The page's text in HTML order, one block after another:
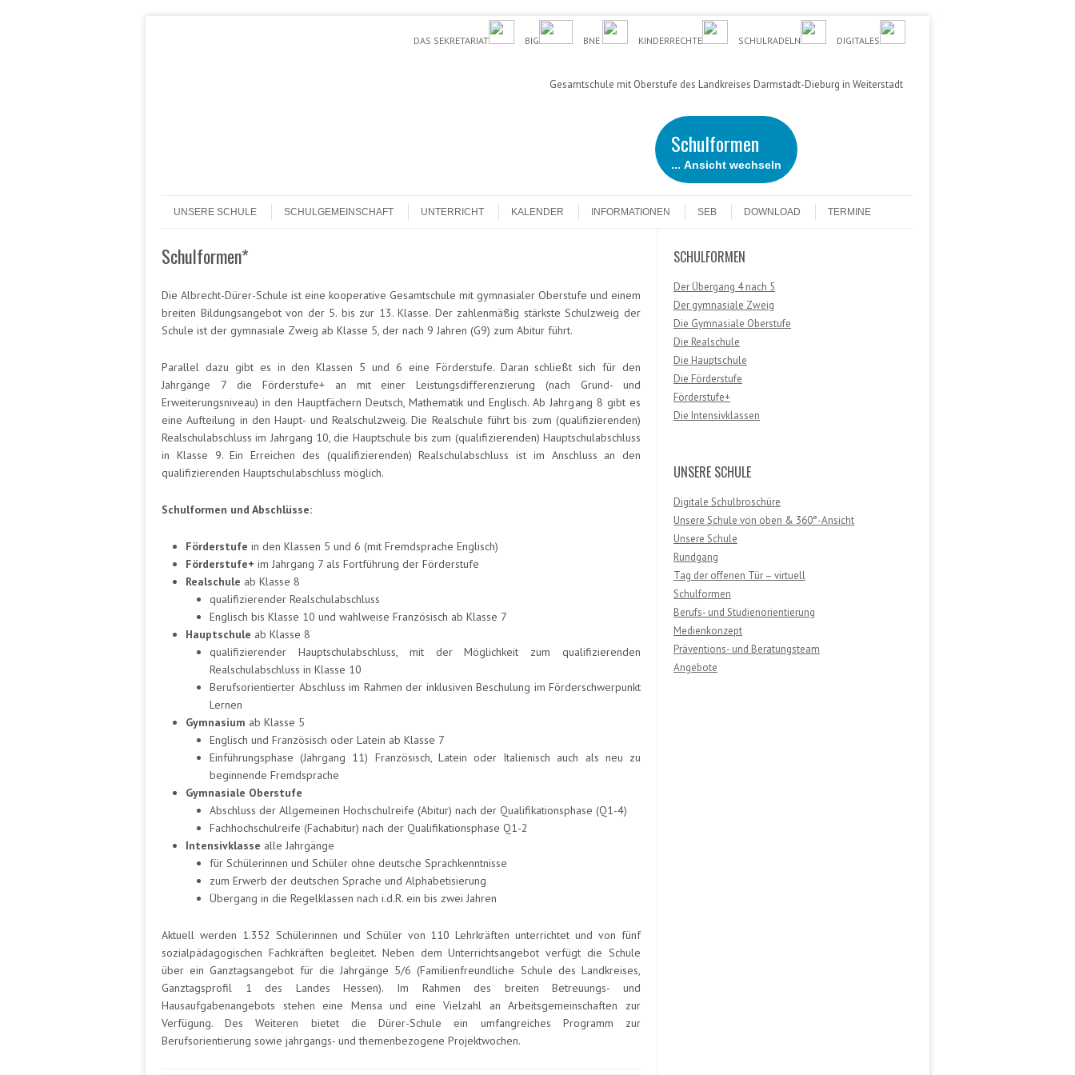
DAS SEKRETARIAT
BIG BNE KINDERRECHTE SCHULRADELN DIGITALES
Gesamtschule mit Oberstufe des Landkreises Darmstadt-Dieburg in Weiterstadt
Schulformen
... Ansicht wechseln
Menü
UNSERE SCHULE
SCHULGEMEINSCHAFT UNTERRICHT KALENDER INFORMATIONEN SEB DOWNLOAD TERMINE
Schulformen*
Die Albrecht-Dürer-Schule ist eine kooperative Gesamtschule mit gymnasialer Oberstufe und einem
breiten Bildungsangebot von der 5. bis zur 13. Klasse. Der zahlenmäßig stärkste Schulzweig der
Schule ist der gymnasiale Zweig ab Klasse 5, der nach 9 Jahren (G9) zum Abitur führt.
Parallel dazu gibt es in den Klassen 5 und 6 eine Förderstufe. Daran schließt sich für den
Jahrgänge 7 die Förderstufe+ an mit einer Leistungsdifferenzierung (nach Grund- und
Erweiterungsniveau) in den Hauptfächern Deutsch, Mathematik und Englisch. Ab Jahrgang 8 gibt es
eine Aufteilung in den Haupt- und Realschulzweig. Die Realschule führt bis zum (qualifizierenden)
Realschulabschluss im Jahrgang 10, die Hauptschule bis zum (qualifizierenden) Hauptschulabschluss
in Klasse 9. Ein Erreichen des (qualifizierenden) Realschulabschluss ist im Anschluss an den
qualifizierenden Hauptschulabschluss möglich.
Schulformen und Abschlüsse:
Förderstufe in den Klassen 5 und 6 (mit Fremdsprache Englisch)
Förderstufe+ im Jahrgang 7 als Fortführung der Förderstufe
Realschule ab Klasse 8
qualifizierender Realschulabschluss
Englisch bis Klasse 10 und wahlweise Französisch ab Klasse 7
Hauptschule ab Klasse 8
qualifizierender Hauptschulabschluss, mit der Möglichkeit zum qualifizierenden
Realschulabschluss in Klasse 10
Berufsorientierter Abschluss im Rahmen der inklusiven Beschulung im Förderschwerpunkt
Lernen
Gymnasium ab Klasse 5
Englisch und Französisch oder Latein ab Klasse 7
Einführungsphase (Jahrgang 11) Französisch, Latein oder Italienisch auch als neu zu
beginnende Fremdsprache
Gymnasiale Oberstufe
Abschluss der Allgemeinen Hochschulreife (Abitur) nach der Qualifikationsphase (Q1-4)
Fachhochschulreife (Fachabitur) nach der Qualifikationsphase Q1-2
Intensivklasse alle Jahrgänge
für Schülerinnen und Schüler ohne deutsche Sprachkenntnisse
zum Erwerb der deutschen Sprache und Alphabetisierung
Übergang in die Regelklassen nach i.d.R. ein bis zwei Jahren
Aktuell werden 1.352 Schülerinnen und Schüler von 110 Lehrkräften unterrichtet und von fünf
sozialpädagogischen Fachkräften begleitet. Neben dem Unterrichtsangebot verfügt die Schule
über ein Ganztagsangebot für die Jahrgänge 5/6 (Familienfreundliche Schule des Landkreises,
Ganztagsprofil 1 des Landes Hessen). Im Rahmen des breiten Betreuungs- und
Hausaufgabenangebots stehen eine Mensa und eine Vielzahl an Arbeitsgemeinschaften zur
Verfügung. Des Weiteren bietet die Dürer-Schule ein umfangreiches Programm zur
Berufsorientierung sowie jahrgangs- und themenbezogene Projektwochen.
SCHULFORMEN
Der Übergang 4 nach 5
Der gymnasiale Zweig
Die Gymnasiale Oberstufe
Die Realschule
Die Hauptschule
Die Förderstufe
Förderstufe+
Die Intensivklassen
UNSERE SCHULE
Digitale Schulbroschüre
Unsere Schule von oben & 360°-Ansicht
Unsere Schule
Rundgang
Tag der offenen Tür – virtuell
Schulformen
Berufs- und Studienorientierung
Medienkonzept
Präventions- und Beratungsteam
Angebote